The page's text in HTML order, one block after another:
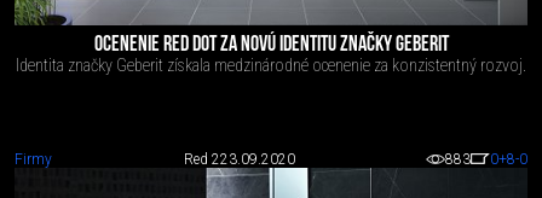
OCENENIE RED DOT ZA NOVÚ IDENTITU ZNAČKY GEBERIT
Identita značky Geberit získala medzinárodné ocenenie za konzistentný rozvoj.
Firmy Red 223.09.2020 883 0+8-0